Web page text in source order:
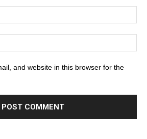
and website in this browser for the